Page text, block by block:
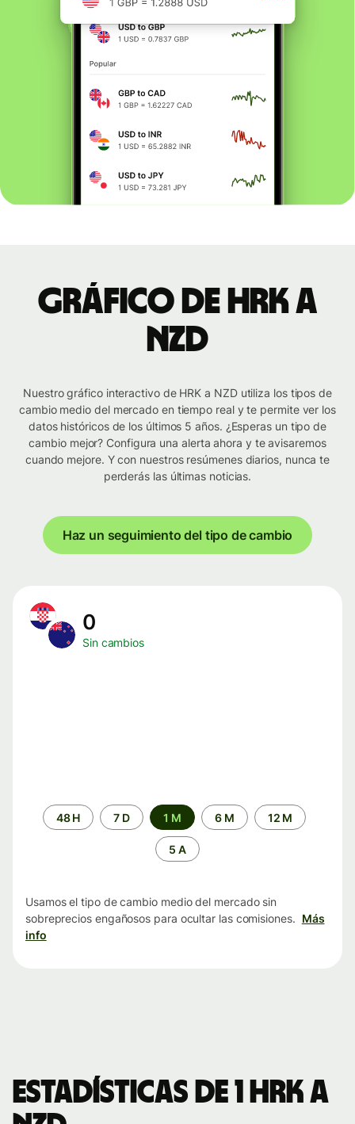
Gráfico de HRK a
NZD
Nuestro gráfico interactivo de HRK a NZD utiliza los tipos de
cambio medio del mercado en tiempo real y te permite ver los
datos históricos de los últimos 5 años. ¿Esperas un tipo de
cambio mejor? Configura una alerta ahora y te avisaremos
cuando mejore. Y con nuestros resúmenes diarios, nunca te
perderás las últimas noticias.
Haz un seguimiento del tipo de cambio
0
Sin cambios
Periodo48 H 7 D 1 M 6 M 12 M
5 A
Usamos el tipo de cambio medio del mercado sin
sobreprecios engañosos para ocultar las comisiones. Más
info
Estadísticas de 1 HRK a